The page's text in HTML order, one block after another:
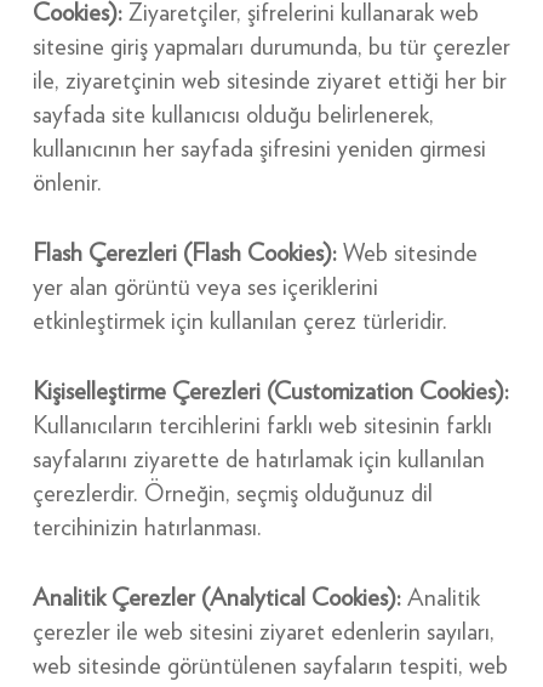
Cookies):Ziyaretçiler, şifrelerini kullanarak web
sitesine giriş yapmaları durumunda, bu tür çerezler
ile, ziyaretçinin web sitesinde ziyaret ettiği her bir
sayfada site kullanıcısı olduğu belirlenerek,
kullanıcının her sayfada şifresini yeniden girmesi
önlenir.
Flash Çerezleri (Flash Cookies):Web sitesinde
yer alan görüntü veya ses içeriklerini
etkinleştirmek için kullanılan çerez türleridir.
Kişiselleştirme Çerezleri (Customization Cookies):
Kullanıcıların tercihlerini farklı web sitesinin farklı
sayfalarını ziyarette de hatırlamak için kullanılan
çerezlerdir. Örneğin, seçmiş olduğunuz dil
tercihinizin hatırlanması.
Analitik Çerezler (Analytical Cookies):Analitik
çerezler ile web sitesini ziyaret edenlerin sayıları,
web sitesinde görüntülenen sayfaların tespiti, web